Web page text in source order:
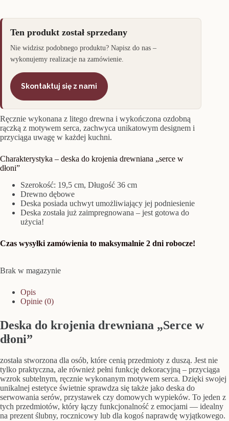
Ten produkt został sprzedany
Nie widzisz podobnego produktu? Napisz do nas –
wykonujemy realizacje na zamówienie.
Skontaktuj się z nami
Ręcznie wykonana z litego drewna i wykończona ozdobną
rączką z motywem serca, zachwyca unikatowym designem i
przyciąga uwagę w każdej kuchni.
Charakterystyka – deska do krojenia drewniana „serce w
dłoni”
Szerokość: 19,5 cm, Długość 36 cm
Drewno dębowe
Deska posiada uchwyt umożliwiający jej podniesienie
Deska została już zaimpregnowana – jest gotowa do
użycia!
Czas wysyłki zamówienia to maksymalnie 2 dni robocze!
Brak w magazynie
Opis
Opinie (0)
Deska do krojenia drewniana „Serce w
dłoni”
została stworzona dla osób, które cenią przedmioty z duszą. Jest nie
tylko praktyczna, ale również pełni funkcję dekoracyjną – przyciąga
wzrok subtelnym, ręcznie wykonanym motywem serca. Dzięki swojej
unikalnej estetyce świetnie sprawdza się także jako deska do
serwowania serów, przystawek czy domowych wypieków. To jeden z
tych przedmiotów, który łączy funkcjonalność z emocjami — idealny
na prezent ślubny, rocznicowy lub dla kogoś naprawdę wyjątkowego.